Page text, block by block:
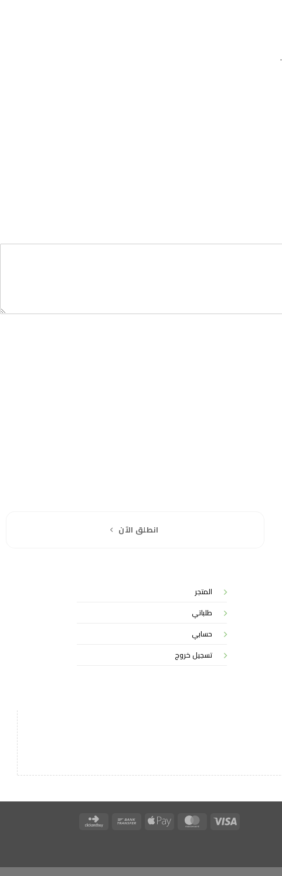
انطلق الآن
المتجر
طلباتي
حسابي
تسجيل خروج
Visa
MasterCard
Apple
Transfer